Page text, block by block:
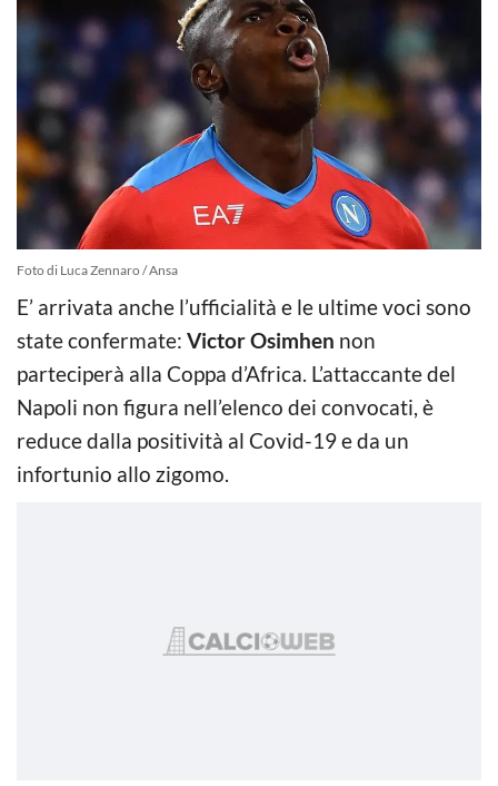
Foto di Luca Zennaro / Ansa
E’ arrivata anche l’ufficialità e le ultime voci sono
state confermate: Victor Osimhen non
parteciperà alla Coppa d’Africa. L’attaccante del
Napoli non figura nell’elenco dei convocati, è
reduce dalla positività al Covid-19 e da un
infortunio allo zigomo.